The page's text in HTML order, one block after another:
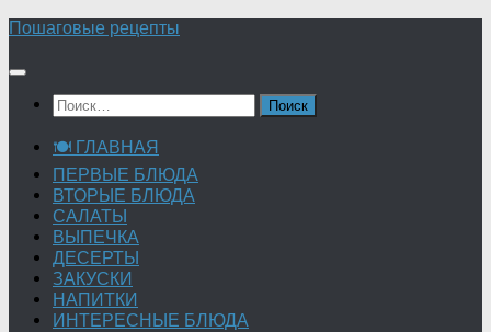
Перейти
содержимому
Пошаговые рецепты
Найти:
🍽 ГЛАВНАЯ
ПЕРВЫЕ БЛЮДА
ВТОРЫЕ БЛЮДА
САЛАТЫ
ВЫПЕЧКА
ДЕСЕРТЫ
ЗАКУСКИ
НАПИТКИ
ИНТЕРЕСНЫЕ БЛЮДА